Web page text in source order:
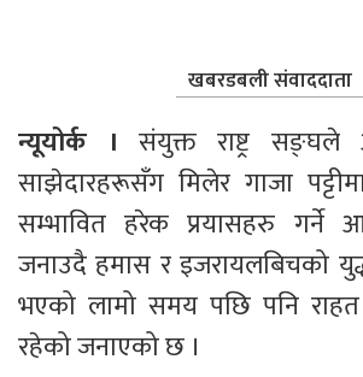
खबरडबली संवाददाता
न्यूयोर्क । संयुक्त राष्ट्र सङ्घले
साझेदारहरूसँग मिलेर गाजा
सम्भावित हरेक प्रयासहरु गर्ने
जनाउदै हमास र इजरायलबिचको
भएको लामो समय पछि पनि राहत
रहेको जनाएको छ ।